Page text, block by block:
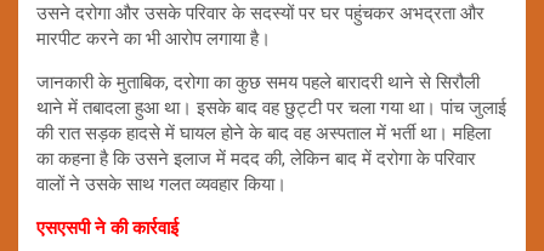
उसने दरोगा और उसके परिवार के सदस्यों पर घर पहुंचकर अभद्रता और
मारपीट करने का भी आरोप लगाया है।
जानकारी के मुताबिक, दरोगा का कुछ समय पहले बारादरी थाने से सिरौली
थाने में तबादला हुआ था। इसके बाद वह छुट्टी पर चला गया था। पांच जुलाई
की रात सड़क हादसे में घायल होने के बाद वह अस्पताल में भर्ती था। महिला
का कहना है कि उसने इलाज में मदद की, लेकिन बाद में दरोगा के परिवार
वालों ने उसके साथ गलत व्यवहार किया।
एसएसपी ने की कार्रवाई